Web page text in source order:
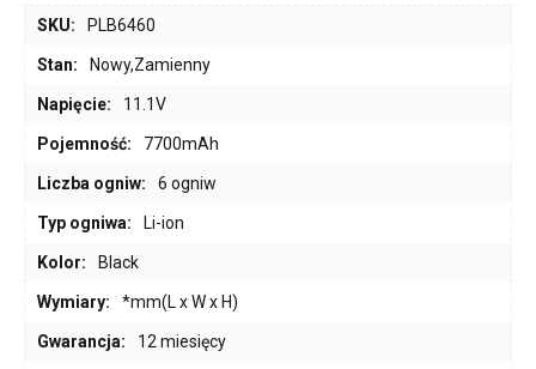
SKU: PLB6460
Stan: Nowy,Zamienny
Napięcie: 11.1V
Pojemność: 7700mAh
Liczba ogniw: 6 ogniw
Typ ogniwa: Li-ion
Kolor: Black
Wymiary: *mm(L x W x H)
Gwarancja: 12 miesięcy